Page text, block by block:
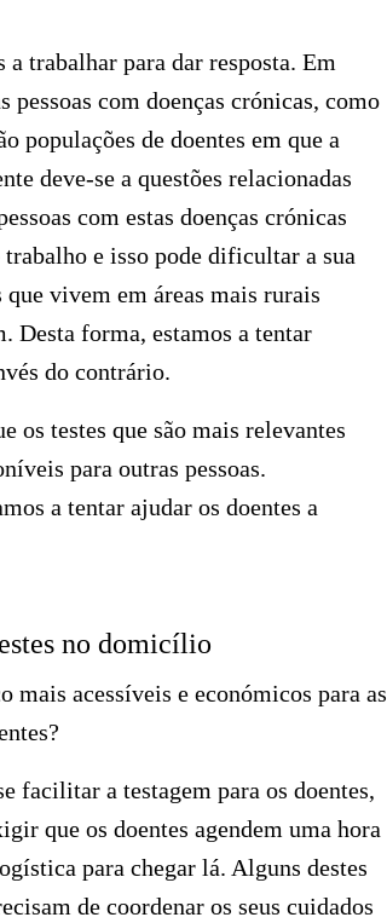
a trabalhar para dar resposta. Em
com doenças crónicas, como
populações de doentes em que a
deve-se a questões relacionadas
com estas doenças crónicas
e isso pode dificultar a sua
vivem em áreas mais rurais
Desta forma, estamos a tentar
do contrário.
os testes que são mais relevantes
para outras pessoas.
a tentar ajudar os doentes a
no domicílio
mais acessíveis e económicos para as
facilitar a testagem para os doentes,
que os doentes agendem uma hora
para chegar lá. Alguns destes
de coordenar os seus cuidados